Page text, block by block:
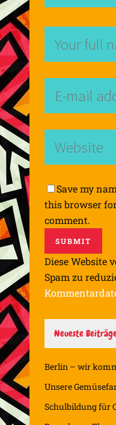
Save my
this browser
comment.
Diese Website
Spam zu
Neueste
Berlin – wir
Unsere
Schulbildung für